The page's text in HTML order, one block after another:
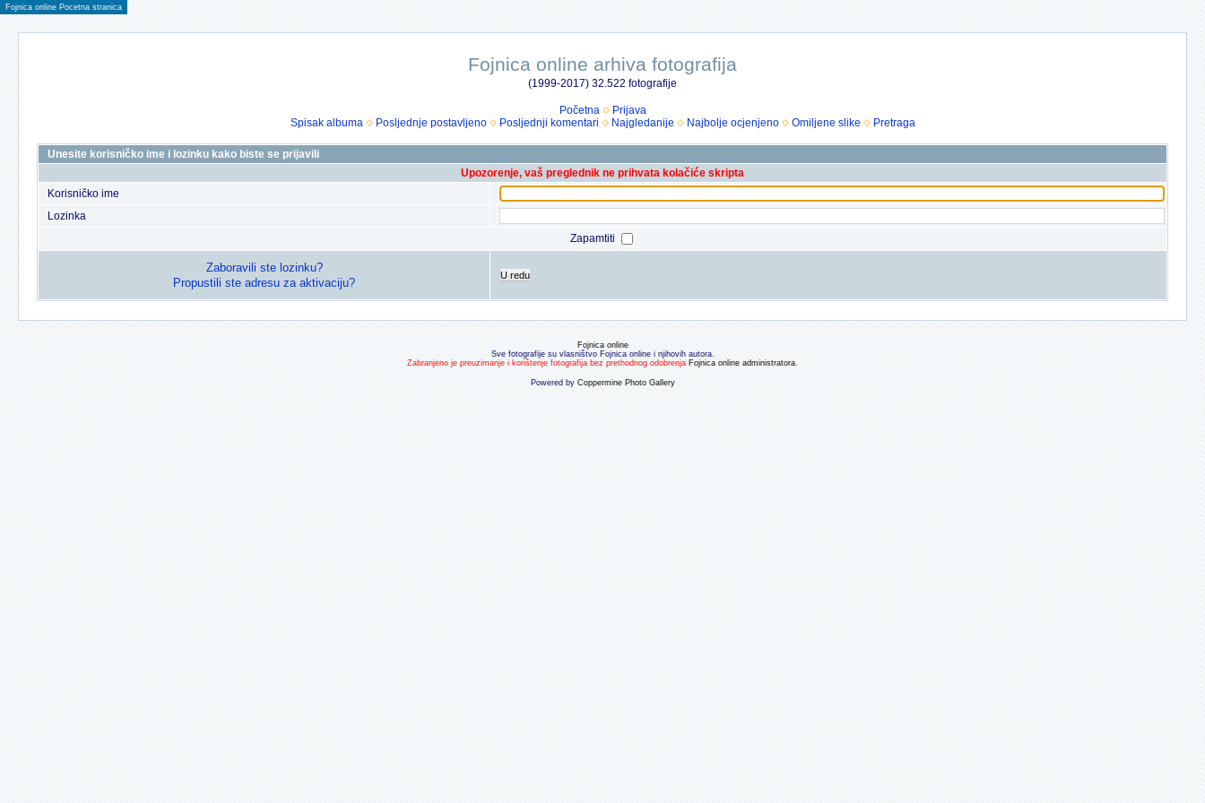
Fojnica online Pocetna stranica
Fojnica online arhiva fotografija
(1999-2017) 32.522 fotografije
Početna
Prijava
Spisak albuma
Posljednje postavljeno Posljednji komentari Najgledanije Najbolje ocjenjeno Omiljene slike Pretraga
Unesite korisničko ime i lozinku kako biste se prijavili
Upozorenje, vaš preglednik ne prihvata kolačiće skripta
Korisničko ime
Lozinka
Zapamtiti
Zaboravili ste lozinku?
Propustili ste adresu za aktivaciju?
U redu
Fojnica online
Sve fotografije su vlasništvo Fojnica online i njihovih autora.
Zabranjeno je preuzimanje i korištenje fotografija bez prethodnog odobrenja Fojnica online administratora.
Powered by Coppermine Photo Gallery